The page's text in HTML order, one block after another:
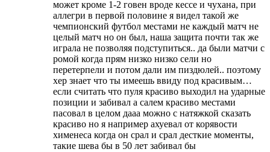
может кроме 1-2 говен вроде кессе и чухана, при
аллегри в первой половине я видел такой же
чемпионский футбол местами не каждый матч не
целый матч но он был, наша защита почти так же
играла не позволяя подступиться.. да были матчи с
ромой когда прям низко низко сели но
перетерпели и потом дали им пиздюлей.. поэтому
хер знает что ты имеешь ввиду под красивым…
если считать что пуля красиво выходил на ударные
позиции и забивал а салем красиво местами
пасовал в целом дааа можно с натяжкой сказать
красиво но я например ахуевал от корявости
хименеса когда он срал и срал десткие моменты,
такие шева бы в 50 лет забивал бы